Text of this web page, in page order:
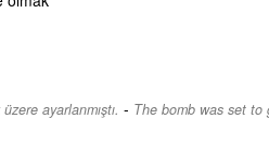
ayarlanmıştı. - The bomb was set to